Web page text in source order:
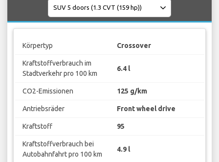
Körpertyp Crossover
Kraftstoffverbrauch im
Stadtverkehr pro 100 km
6.4 l
CO2-Emissionen 125 g/km
Antriebsräder Front wheel drive
Kraftstoff 95
Kraftstoffverbrauch bei
Autobahnfahrt pro 100 km
4.9 l